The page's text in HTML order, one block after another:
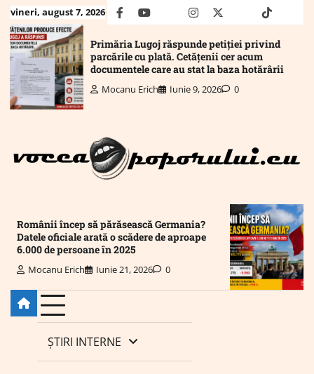
Skip
to
content
vineri, august 7, 2026 facebookyoutubeMailinstagram
twitter truthtiktok
Primăria Lugoj răspunde petiției privind
parcările cu plată. Cetățenii cer acum
documentele care au stat la baza hotărârii
Mocanu Erich Iunie 9, 2026 0
Românii încep să părăsească Germania?
Datele oficiale arată o scădere de aproape
6.000 de persoane în 2025
Mocanu Erich Iunie 21, 2026 0
ȘTIRI INTERNE